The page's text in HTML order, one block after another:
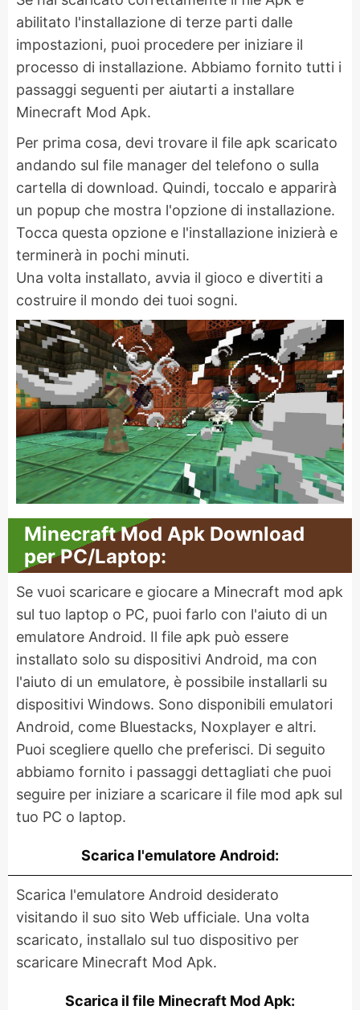
abilitato l'installazione di terze parti dalle
impostazioni, puoi procedere per iniziare il
processo di installazione. Abbiamo fornito tutti i
passaggi seguenti per aiutarti a installare
Minecraft Mod Apk.
Per prima cosa, devi trovare il file apk scaricato
andando sul file manager del telefono o sulla
cartella di download. Quindi, toccalo e apparirà
un popup che mostra l'opzione di installazione.
Tocca questa opzione e l'installazione inizierà e
terminerà in pochi minuti.
Una volta installato, avvia il gioco e divertiti a
costruire il mondo dei tuoi sogni.
Minecraft Mod Apk Download
per PC/Laptop:
Se vuoi scaricare e giocare a Minecraft mod apk
sul tuo laptop o PC, puoi farlo con l'aiuto di un
emulatore Android. Il file apk può essere
installato solo su dispositivi Android, ma con
l'aiuto di un emulatore, è possibile installarli su
dispositivi Windows. Sono disponibili emulatori
Android, come Bluestacks, Noxplayer e altri.
Puoi scegliere quello che preferisci. Di seguito
abbiamo fornito i passaggi dettagliati che puoi
seguire per iniziare a scaricare il file mod apk sul
tuo PC o laptop.
Scarica l'emulatore Android:
Scarica l'emulatore Android desiderato
visitando il suo sito Web ufficiale. Una volta
scaricato, installalo sul tuo dispositivo per
scaricare Minecraft Mod Apk.
Scarica il file Minecraft Mod Apk: